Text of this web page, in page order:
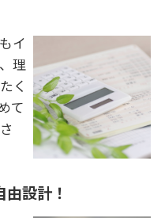
イ
理
く
て
設計！